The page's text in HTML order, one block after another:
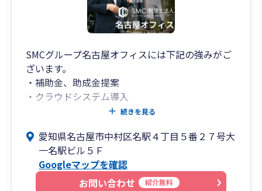
SMCグループ名古屋オフィスには下記の強みがご
ざいます。
・補助金、助成金提案
・クラウドシステム導入
・医業、医療系へのサポート
SMCグループは名古屋オフィスを本社としてお
り、税理士に加えて中小企業診断士や社会保険労
務士等の士業が常駐しております。
そのため税理士だけでは対応しきれないサービス
続きを見る
愛知県名古屋市中村区名駅４丁目５番２７号大
一名駅ビル５Ｆ
Googleマップを確認
お問い合わせ
紹介無料